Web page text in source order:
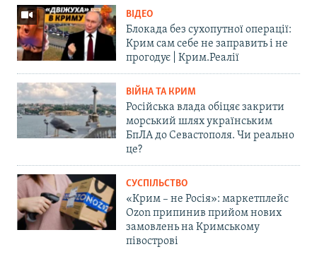
ВІДЕО
Блокада без сухопутної операції:
Крим сам себе не заправить і не
прогодує | Крим.Реалії
ВІЙНА ТА КРИМ
Російська влада обіцяє закрити
морський шлях українським
БпЛА до Севастополя. Чи реально
це?
СУСПІЛЬСТВО
«Крим – не Росія»: маркетплейс
Ozon припинив прийом нових
замовлень на Кримському
півострові